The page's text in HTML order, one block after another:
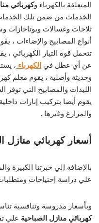
المتعلقة بالكهرباء وكهربائي
الخدمات من ضمن تلك
ثلاجات وغسالات وبوتاجازات
أنواع المصابيح والإضاءات ،
تتحمل قوة التيار الكهربائي
عن أي عطل في الكهرباء ،
وحديثة وأصلية ، يقوم معلم
الليدات والمصابيح التي
يقوم أيضا بتركيب إنارات
والمزارع وغيرها .
أسعار كهربائي منازل
بالإضافة إلي خبرتنا الكبيرة
علي دراسة إحتياجات
وبأسعار مدروسة وتنافسية
كهربائي منازل الصباحية علي